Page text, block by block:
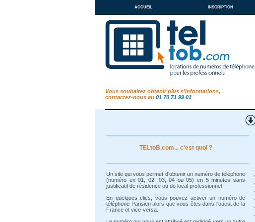
accueil inscription
Vous souhaitez obtenir plus s'informations,
contactez-nous au 01 70 71 99 01
TELtoB.com... c'est quoi ?
Un site qui vous permet d'obtenir un numéro de téléphone
(numéro en 01, 02, 03, 04 ou 05) en 5 minutes sans
justificatif de résidence ou de local professionnel !
En quelques clics, vous pouvez activer un numéro de
téléphone Parisien alors que vous êtes dans l'ouest de la
France et vice-versa.